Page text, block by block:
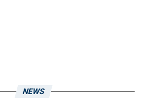
Cedeño, Lopez,
NEWS